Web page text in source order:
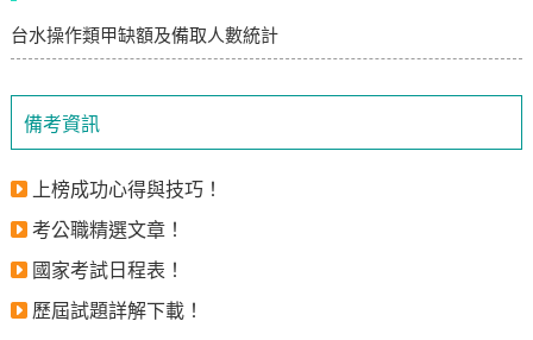
備考資訊
上榜成功心得與技巧！
考公職精選文章！
國家考試日程表！
歷屆試題詳解下載！
台水操作類甲缺額及備取人數統計